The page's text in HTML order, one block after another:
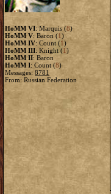
HoMM VI: Marquis (8)
HoMM V: Baron (1)
HoMM IV: Count (1)
HoMM III: Knight (1)
HoMM II: Baron
HoMM I: Count (8)
Messages: 8781
From: Russian Federation